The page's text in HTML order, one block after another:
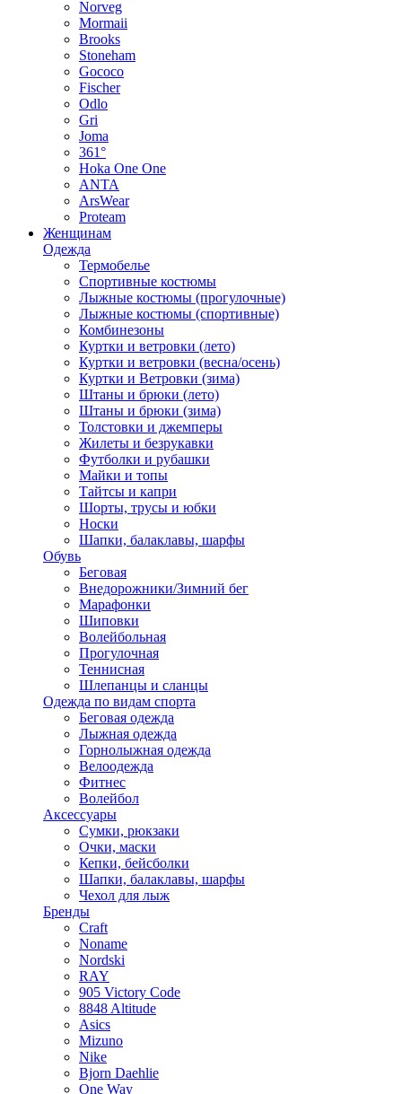
Norveg
Mormaii
Brooks
Stoneham
Gococo
Fischer
Odlo
Gri
Joma
361°
Hoka One One
ANTA
ArsWear
Proteam
Женщинам
Одежда
Термобелье
Спортивные костюмы
Лыжные костюмы (прогулочные)
Лыжные костюмы (спортивные)
Комбинезоны
Куртки и ветровки (лето)
Куртки и ветровки (весна/осень)
Куртки и Ветровки (зима)
Штаны и брюки (лето)
Штаны и брюки (зима)
Толстовки и джемперы
Жилеты и безрукавки
Футболки и рубашки
Майки и топы
Тайтсы и капри
Шорты, трусы и юбки
Носки
Шапки, балаклавы, шарфы
Обувь
Беговая
Внедорожники/Зимний бег
Марафонки
Шиповки
Волейбольная
Прогулочная
Теннисная
Шлепанцы и сланцы
Одежда по видам спорта
Беговая одежда
Лыжная одежда
Горнолыжная одежда
Велоодежда
Фитнес
Волейбол
Аксессуары
Сумки, рюкзаки
Очки, маски
Кепки, бейсболки
Шапки, балаклавы, шарфы
Чехол для лыж
Бренды
Craft
Noname
Nordski
RAY
905 Victory Code
8848 Altitude
Asics
Mizuno
Nike
Bjorn Daehlie
One Way